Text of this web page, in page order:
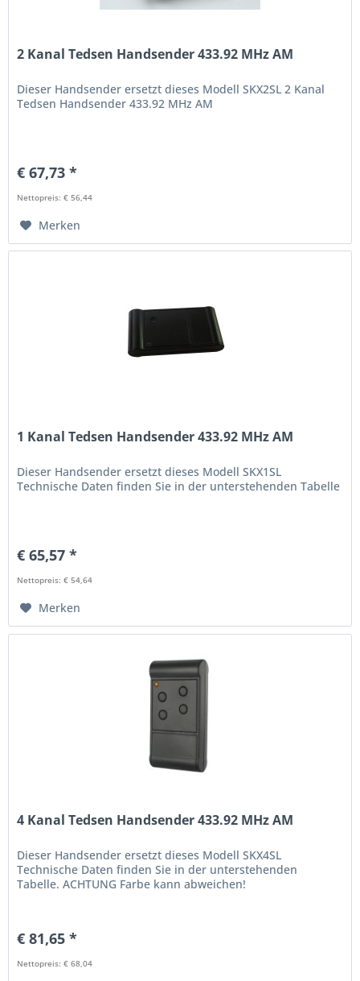
2 Kanal Tedsen Handsender 433.92 MHz AM
Dieser Handsender ersetzt dieses Modell SKX2SL 2 Kanal
Tedsen Handsender 433.92 MHz AM
€ 67,73 *
Nettopreis: € 56,44
Merken
1 Kanal Tedsen Handsender 433.92 MHz AM
Dieser Handsender ersetzt dieses Modell SKX1SL
Technische Daten finden Sie in der unterstehenden Tabelle
€ 65,57 *
Nettopreis: € 54,64
Merken
4 Kanal Tedsen Handsender 433.92 MHz AM
Dieser Handsender ersetzt dieses Modell SKX4SL
Technische Daten finden Sie in der unterstehenden
Tabelle. ACHTUNG Farbe kann abweichen!
€ 81,65 *
Nettopreis: € 68,04